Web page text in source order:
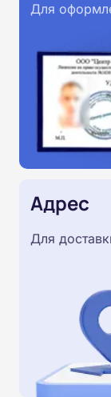
Для
Адрес
Для